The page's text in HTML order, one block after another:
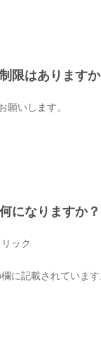
限はありますか
願いします。
になりますか？
ック
に記載されています